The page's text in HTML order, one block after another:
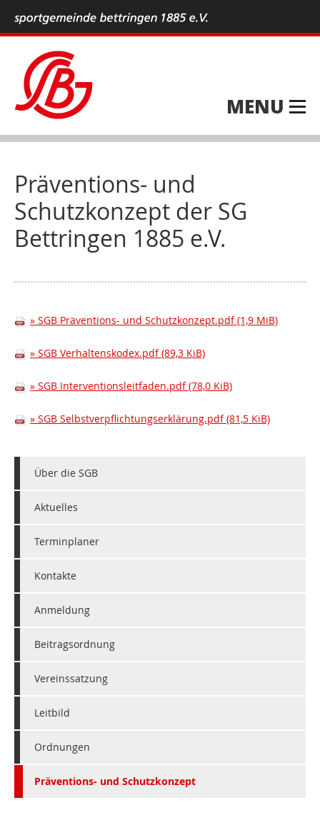
MENU
Präventions- und
Schutzkonzept der SG
Bettringen 1885 e.V.
SGB Präventions- und Schutzkonzept.pdf(1,9 MiB)
SGB Verhaltenskodex.pdf(89,3 KiB)
SGB Interventionsleitfaden.pdf(78,0 KiB)
SGB Selbstverpflichtungserklärung.pdf(81,5 KiB)
Über die SGB
Aktuelles
Terminplaner
Kontakte
Anmeldung
Beitragsordnung
Vereinssatzung
Leitbild
Ordnungen
Präventions- und Schutzkonzept